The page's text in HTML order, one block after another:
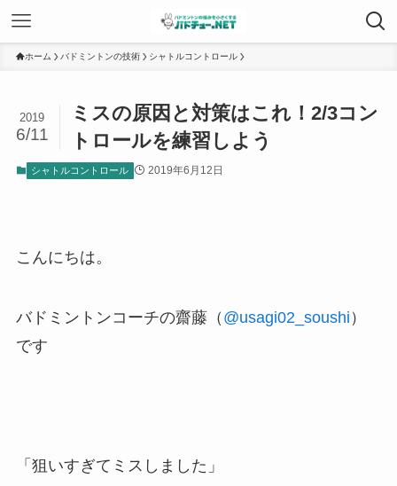
ホーム バドミントンの技術 シャトルコントロール
ミスの原因と対策はこれ！2/3コン
トロールを練習しよう
2019
6/11
シャトルコントロール 2019年6月12日
こんにちは。
バドミントンコーチの齋藤（ @usagi02_soushi ）
です
「狙いすぎてミスしました」